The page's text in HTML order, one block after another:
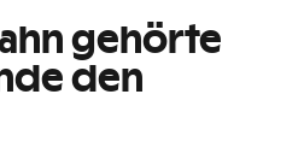
gehörte
den